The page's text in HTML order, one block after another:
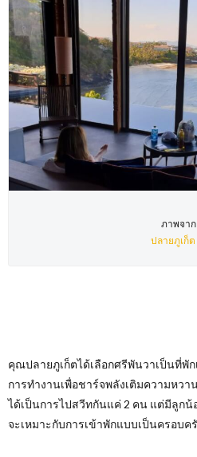
ภาพจาก
ปลายภูเก็ต
คุณปลายภูเก็ตได้เลือกศรีพันวาเป็นที่พั
การทำงานเพื่อชาร์จพลังเติมความหว
ได้เป็นการไปสวีทกันแค่ 2 คน แต่มีลูกน้
จะเหมาะกับการเข้าพักแบบเป็นครอบค